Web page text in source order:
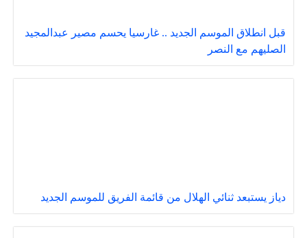
قبل انطلاق الموسم الجديد .. غارسيا يحسم مصير عبدالمجيد
الصليهم مع النصر
دياز يستبعد ثنائي الهلال من قائمة الفريق للموسم الجديد